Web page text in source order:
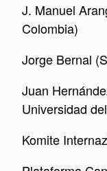
J. Manuel
Colombia)
Jorge Bernal
Juan
Universidad
Komite